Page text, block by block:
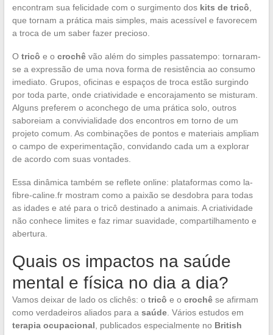
encontram sua felicidade com o surgimento dos kits de tricô
que tornam a prática mais simples, mais acessível e favorecem
a troca de um saber fazer precioso.
O tricô e o crochêvão além do simples passatempo: tornaram-
se a expressão de uma nova forma de resistência ao consumo
imediato. Grupos, oficinas e espaços de troca estão surgindo
por toda parte, onde criatividade e encorajamento se misturam.
Alguns preferem o aconchego de uma prática solo, outros
saboreiam a convivialidade dos encontros em torno de um
projeto comum. As combinações de pontos e materiais ampliam
o campo de experimentação, convidando cada um a explorar
de acordo com suas vontades.
Essa dinâmica também se reflete online: plataformas como la-
fibre-caline.fr mostram como a paixão se desdobra para todas
as idades e até para o tricô destinado a animais. A criatividade
não conhece limites e faz rimar suavidade, compartilhamento e
abertura.
Quais os impactos na saúde
mental e física no dia a dia?
Vamos deixar de lado os clichês: o tricô e o crochêse afirmam
como verdadeiros aliados para a saúde. Vários estudos em
terapia ocupacional , publicados especialmente no British